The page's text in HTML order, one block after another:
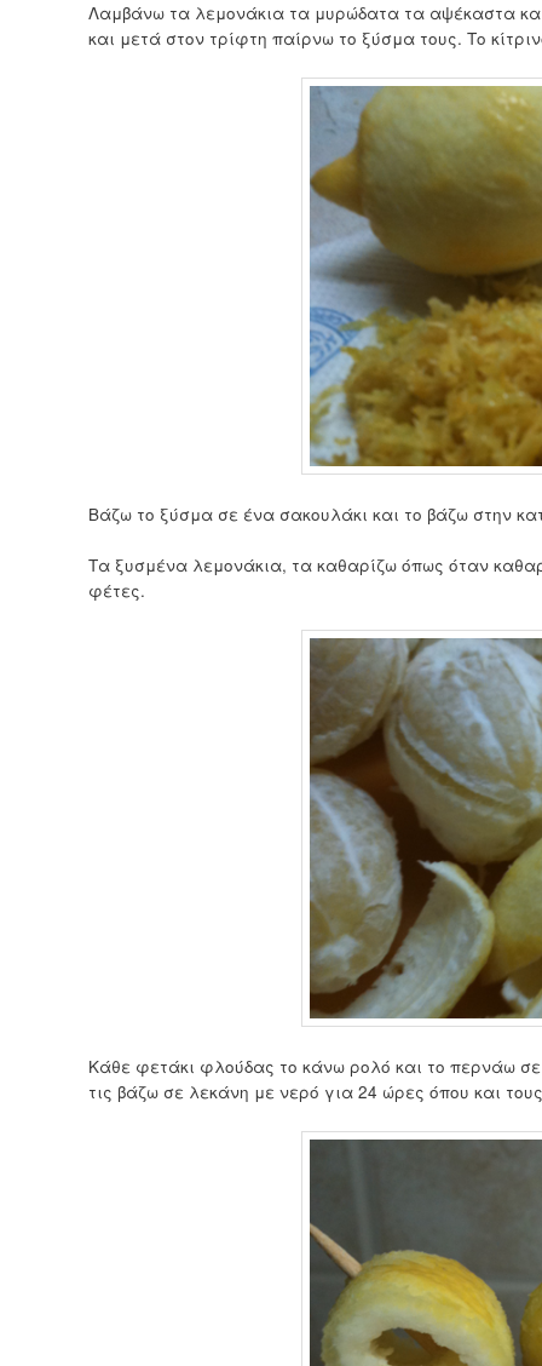
Λαμβάνω τα λεμονάκια τα μυρώδατα τα αψέκαστα
και μετά στον τρίφτη παίρνω το ξύσμα τους. Το
Βάζω το ξύσμα σε ένα σακουλάκι και το βάζω στην
Τα ξυσμένα λεμονάκια, τα καθαρίζω όπως όταν
φέτες.
Κάθε φετάκι φλούδας το κάνω ρολό και το περνάω
τις βάζω σε λεκάνη με νερό για 24 ώρες όπου και